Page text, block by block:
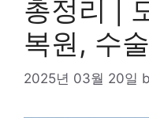
총정리 |
복원, 수
2025년 03월 20일